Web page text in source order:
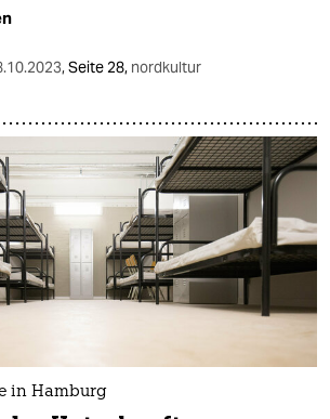
,Seite 28, nordkultur
in Hamburg